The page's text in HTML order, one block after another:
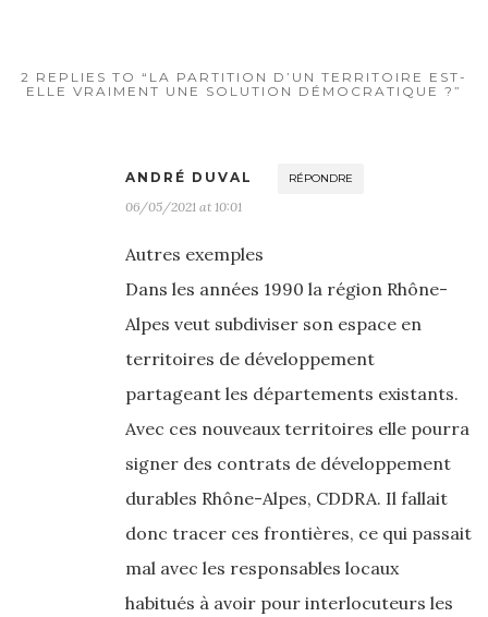
2 REPLIES TO “LA PARTITION D’UN TERRITOIRE EST-
ELLE VRAIMENT UNE SOLUTION DÉMOCRATIQUE ?”
ANDRÉ DUVAL RÉPONDRE
06/05/2021 at 10:01
Autres exemples
Dans les années 1990 la région Rhône-
Alpes veut subdiviser son espace en
territoires de développement
partageant les départements existants.
Avec ces nouveaux territoires elle pourra
signer des contrats de développement
durables Rhône-Alpes, CDDRA. Il fallait
donc tracer ces frontières, ce qui passait
mal avec les responsables locaux
habitués à avoir pour interlocuteurs les